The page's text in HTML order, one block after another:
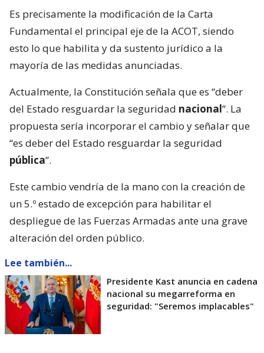
Es precisamente la modificación de la Carta
Fundamental el principal eje de la ACOT, siendo
esto lo que habilita y da sustento jurídico a la
mayoría de las medidas anunciadas.
Actualmente, la Constitución señala que es “deber
del Estado resguardar la seguridad nacional”. La
propuesta sería incorporar el cambio y señalar que
“es deber del Estado resguardar la seguridad
pública”.
Este cambio vendría de la mano con la creación de
un 5.º estado de excepción para habilitar el
despliegue de las Fuerzas Armadas ante una grave
alteración del orden público.
Lee también...
Presidente Kast anuncia en cadena
nacional su megarreforma en
seguridad: "Seremos implacables"